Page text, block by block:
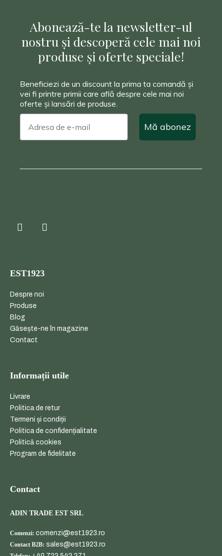
Abonează-te la newsletter-ul
nostru și descoperă cele mai noi
produse și oferte speciale!
Beneficiezi de un discount la prima ta comandă și
vei fi printre primii care află despre cele mai noi
oferte și lansări de produse.
Mă abonez
EST1923
Despre noi
Produse
Blog
Găsește-ne în magazine
Contact
Informații utile
Livrare
Politica de retur
Termeni și condiții
Politica de confidențialitate
Politică cookies
Program de fidelitate
Contact
ADIN TRADE EST SRL
Comenzi: comenzi@est1923.ro
Contact B2B: sales@est1923.ro